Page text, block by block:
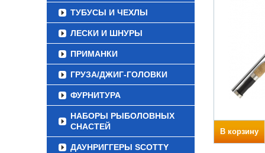
ТУБУСЫ И ЧЕХЛЫ
ЛЕСКИ И ШНУРЫ
ПРИМАНКИ
ГРУЗА/ДЖИГ-ГОЛОВКИ
ФУРНИТУРА
НАБОРЫ РЫБОЛОВНЫХ
СНАСТЕЙ
ДАУНРИГГЕРЫ SCOTTY
В корзину